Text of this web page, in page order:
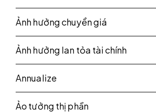
Ảnh hưởng chuyển giá
Ảnh hưởng lan tỏa tài chính
Annualize
Ảo tưởng thị phần